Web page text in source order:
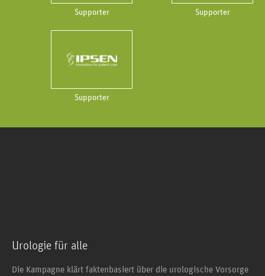
Supporter Supporter
Supporter
Urologie für alle
Die Kampagne klärt faktenbasiert über die urologische Vorsorge